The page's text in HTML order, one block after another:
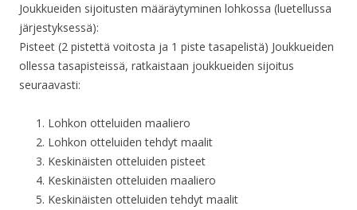
Joukkueiden sijoitusten määräytyminen lohkossa (luetellussa
järjestyksessä):
Pisteet (2 pistettä voitosta ja 1 piste tasapelistä) Joukkueiden
ollessa tasapisteissä, ratkaistaan joukkueiden sijoitus
seuraavasti:
Lohkon otteluiden maaliero
Lohkon otteluiden tehdyt maalit
Keskinäisten otteluiden pisteet
Keskinäisten otteluiden maaliero
Keskinäisten otteluiden tehdyt maalit